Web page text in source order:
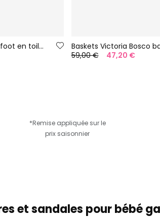
Baskets Victoria Bosco barefoot en toile couleur nuit
59,00 €
47,20 €
*Remise appliquée sur le
prix saisonnier
et sandales pour bébé